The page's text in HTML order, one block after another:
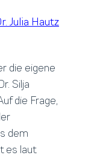
Julia Hautz
die eigene
Silja
die Frage,
dem
es laut